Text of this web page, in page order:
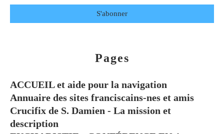
Pages
ACCUEIL et aide pour la navigation
Annuaire des sites franciscains-nes et amis
Crucifix de S. Damien - La mission et
description